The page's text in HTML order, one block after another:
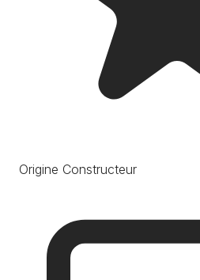
Origine Constructeur